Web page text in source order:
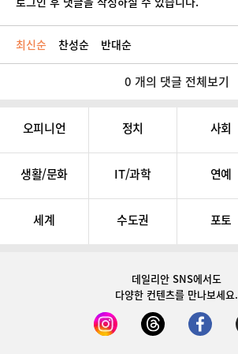
최신순 찬성순 반대순
0 개의 댓글 전체보기
오피니언 정치 사회
생활/문화 IT/과학 연예
세계 수도권 포토
데일리안 SNS에서도
다양한 컨텐츠를 만나보세요.